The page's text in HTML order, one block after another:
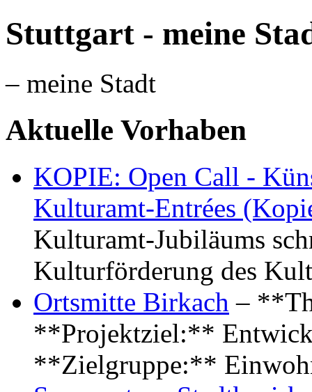
Stuttgart - meine
– meine Stadt
Aktuelle Vorhaben
KOPIE: Open Call -
Kulturamt-Entrées
Kulturamt-Jubiläums
Kulturförderung des
Ortsmitte Birkach –
**Projektziel:**
**Zielgruppe:**